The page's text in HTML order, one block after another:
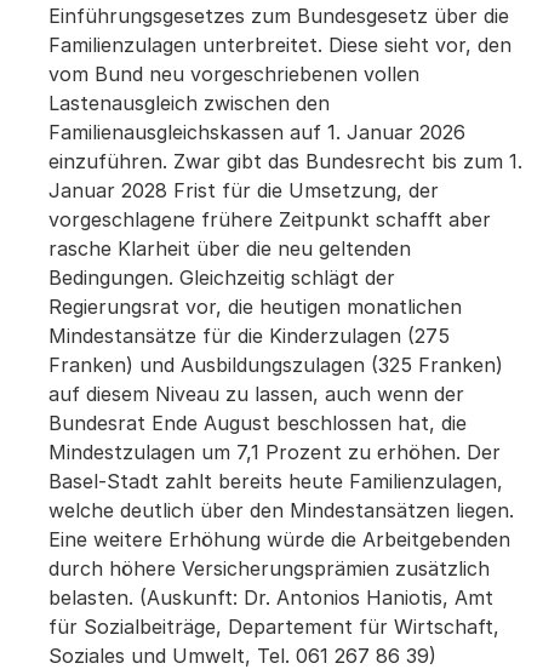
Einführungsgesetzes zum Bundesgesetz über die
Familienzulagen unterbreitet. Diese sieht vor, den
vom Bund neu vorgeschriebenen vollen
Lastenausgleich zwischen den
Familienausgleichskassen auf 1. Januar 2026
einzuführen. Zwar gibt das Bundesrecht bis zum 1.
Januar 2028 Frist für die Umsetzung, der
vorgeschlagene frühere Zeitpunkt schafft aber
rasche Klarheit über die neu geltenden
Bedingungen. Gleichzeitig schlägt der
Regierungsrat vor, die heutigen monatlichen
Mindestansätze für die Kinderzulagen (275
Franken) und Ausbildungszulagen (325 Franken)
auf diesem Niveau zu lassen, auch wenn der
Bundesrat Ende August beschlossen hat, die
Mindestzulagen um 7,1 Prozent zu erhöhen. Der
Basel-Stadt zahlt bereits heute Familienzulagen,
welche deutlich über den Mindestansätzen liegen.
Eine weitere Erhöhung würde die Arbeitgebenden
durch höhere Versicherungsprämien zusätzlich
belasten. (Auskunft: Dr. Antonios Haniotis, Amt
für Sozialbeiträge, Departement für Wirtschaft,
Soziales und Umwelt, Tel. 061 267 86 39)